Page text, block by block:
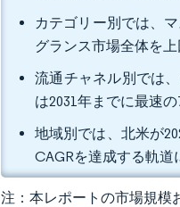
カテゴリー別では、
グランス市場全体を上
流通チャネル別では
は2031年までに最速
地域別では、北米が
CAGRを達成する軌道
注：本レポートの市場規模